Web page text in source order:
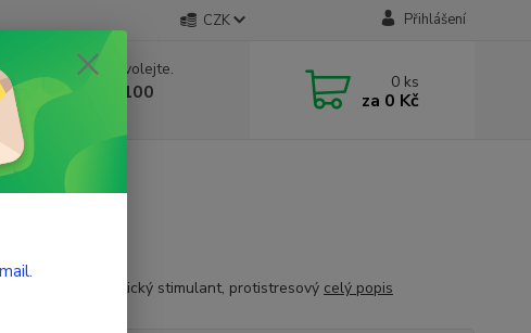
CZK Přihlášení
Nevíte si rady? Zavolejte.
+420 603 332 100
(Po-Pá, 10-17 hod.)
0 ks
za 0 Kč
ml tester sklo
Detoxikační, lymfatický stimulant, protistresový celý popis